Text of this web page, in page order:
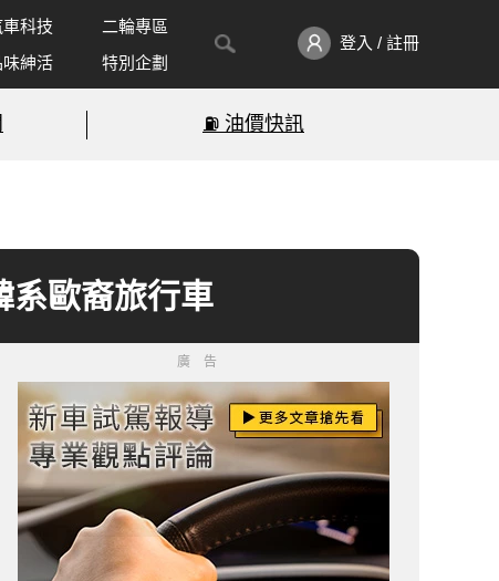
科技
二輪專區
味紳活 特別企劃
登入 / 註冊
⛽️ 油價快訊
歐裔旅行車
廣告